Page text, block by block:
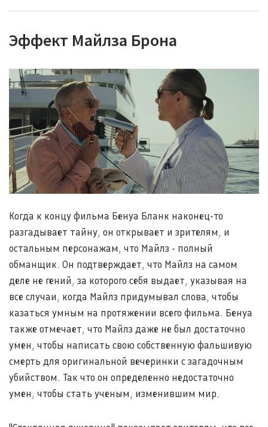
Эффект Майлза Брона
Когда к концу фильма Бенуа Бланк наконец-то
разгадывает тайну, он открывает и зрителям, и
остальным персонажам, что Майлз - полный
обманщик. Он подтверждает, что Майлз на самом
деле не гений, за которого себя выдает, указывая на
все случаи, когда Майлз придумывал слова, чтобы
казаться умным на протяжении всего фильма. Бенуа
также отмечает, что Майлз даже не был достаточно
умен, чтобы написать свою собственную фальшивую
смерть для оригинальной вечеринки с загадочным
убийством. Так что он определенно недостаточно
умен, чтобы стать ученым, изменившим мир.